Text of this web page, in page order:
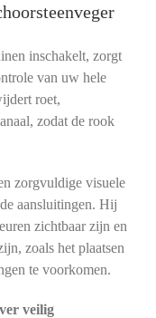
inschakelt, zorgt
van uw hele
roet,
zodat de rook
zorgvuldige visuele
aansluitingen. Hij
zichtbaar zijn en
zoals het plaatsen
te voorkomen.
veilig